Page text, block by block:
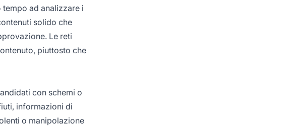
ad analizzare i
solido che
Le reti
piuttosto che
con schemi o
informazioni di
o manipolazione